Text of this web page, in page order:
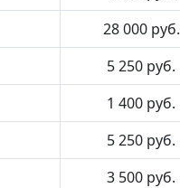
28 000 руб.
5 250 руб.
1 400 руб.
5 250 руб.
3 500 руб.